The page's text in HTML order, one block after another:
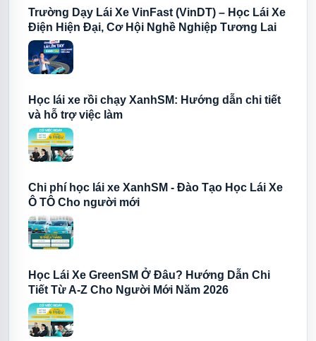
Đăng ký tư vấn học lái xe
Trường Dạy Lái Xe VinFast (VinDT) – Học Lái Xe
Điện Hiện Đại, Cơ Hội Nghề Nghiệp Tương Lai
Học lái xe rồi chạy XanhSM: Hướng dẫn chi tiết
và hỗ trợ việc làm
Chi phí học lái xe XanhSM - Đào Tạo Học Lái Xe
Ô TÔ Cho người mới
Học Lái Xe GreenSM Ở Đâu? Hướng Dẫn Chi
Tiết Từ A-Z Cho Người Mới Năm 2026